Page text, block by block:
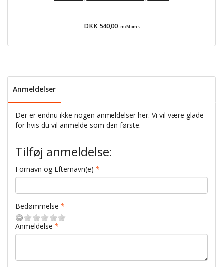
DKK 540,00 m/Moms
Anmeldelser
Der er endnu ikke nogen anmeldelser her. Vi vil være glade
for hvis du vil anmelde som den første.
Tilføj anmeldelse:
Fornavn og Efternavn(e)
Bedømmelse
Anmeldelse